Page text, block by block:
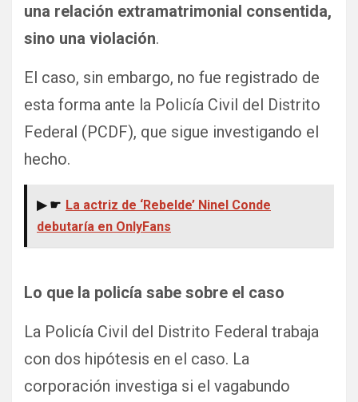
una relación extramatrimonial consentida,
sino una violación.
El caso, sin embargo, no fue registrado de
esta forma ante la Policía Civil del Distrito
Federal (PCDF), que sigue investigando el
hecho.
▶ ☛ La actriz de ‘Rebelde’ Ninel Conde
debutaría en OnlyFans
Lo que la policía sabe sobre el caso
La Policía Civil del Distrito Federal trabaja
con dos hipótesis en el caso. La
corporación investiga si el vagabundo